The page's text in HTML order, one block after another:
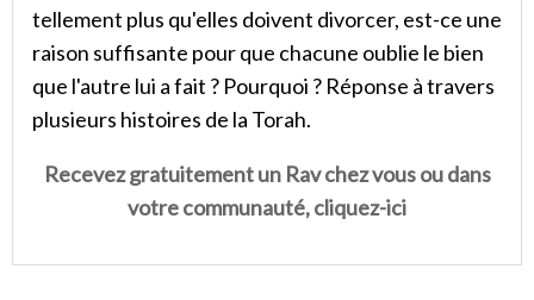
tellement plus qu'elles doivent divorcer, est-ce une
raison suffisante pour que chacune oublie le bien
que l'autre lui a fait ? Pourquoi ? Réponse à travers
plusieurs histoires de la Torah.
Recevez gratuitement un Rav chez vous ou dans
votre communauté, cliquez-ici